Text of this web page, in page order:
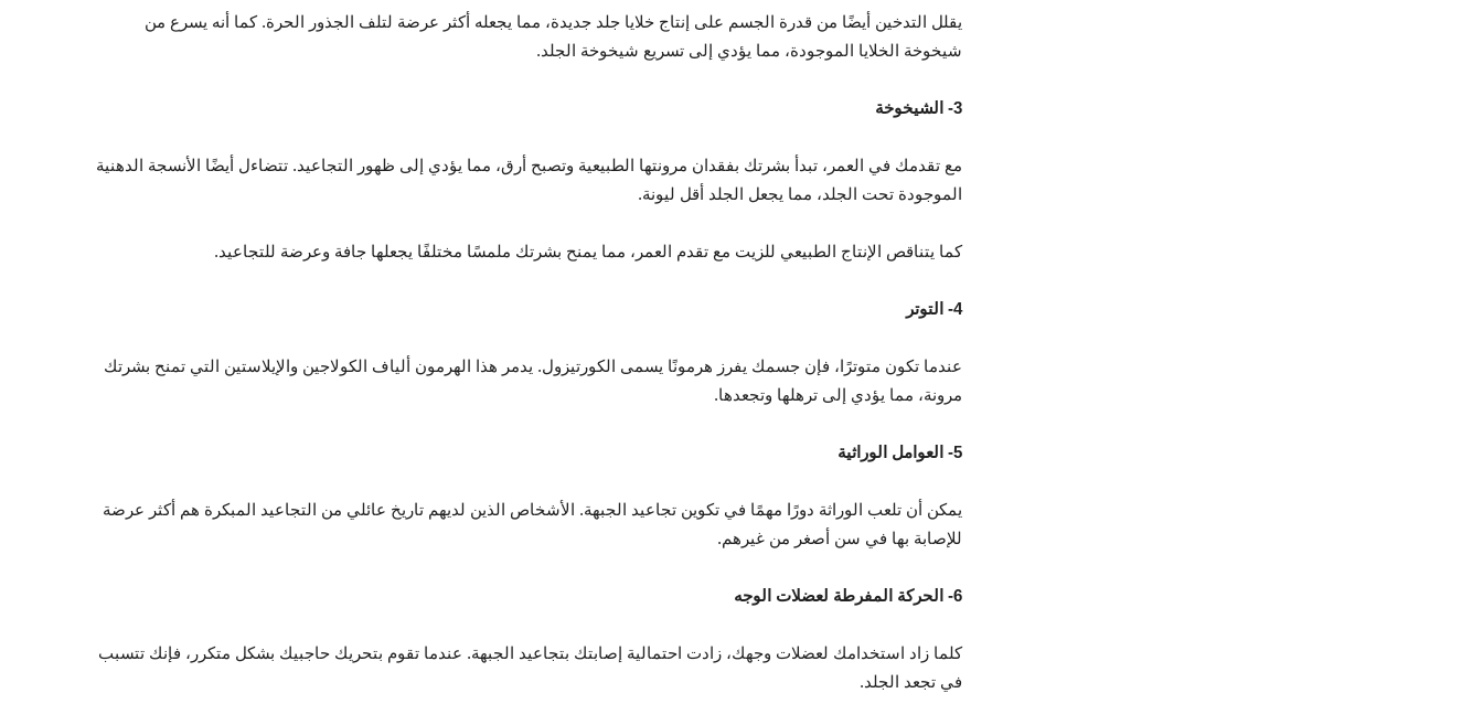
يقلل التدخين أيضًا من قدرة الجسم على إنتاج خلايا جلد جديدة، مما يجعله أكثر عرضة لتلف الجذور الحرة. كما أنه يسرع من
شيخوخة الخلايا الموجودة، مما يؤدي إلى تسريع شيخوخة الجلد.
3- الشيخوخة
مع تقدمك في العمر، تبدأ بشرتك بفقدان مرونتها الطبيعية وتصبح أرق، مما يؤدي إلى ظهور التجاعيد. تتضاءل أيضًا الأنسجة الدهنية
الموجودة تحت الجلد، مما يجعل الجلد أقل ليونة.
كما يتناقص الإنتاج الطبيعي للزيت مع تقدم العمر، مما يمنح بشرتك ملمسًا مختلفًا يجعلها جافة وعرضة للتجاعيد.
4- التوتر
عندما تكون متوترًا، فإن جسمك يفرز هرمونًا يسمى الكورتيزول. يدمر هذا الهرمون ألياف الكولاجين والإيلاستين التي تمنح بشرتك
مرونة، مما يؤدي إلى ترهلها وتجعدها.
5- العوامل الوراثية
يمكن أن تلعب الوراثة دورًا مهمًا في تكوين تجاعيد الجبهة. الأشخاص الذين لديهم تاريخ عائلي من التجاعيد المبكرة هم أكثر عرضة
للإصابة بها في سن أصغر من غيرهم.
6- الحركة المفرطة لعضلات الوجه
كلما زاد استخدامك لعضلات وجهك، زادت احتمالية إصابتك بتجاعيد الجبهة. عندما تقوم بتحريك حاجبيك بشكل متكرر، فإنك تتسبب
في تجعد الجلد.